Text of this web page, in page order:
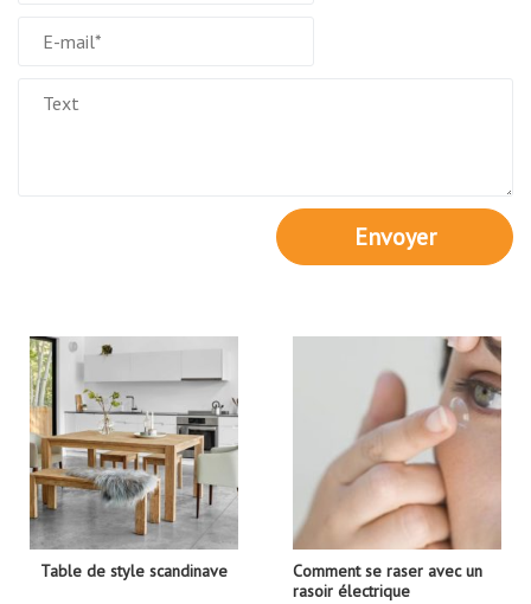
Envoyer
Table de style scandinave
Comment se raser avec un
rasoir électrique